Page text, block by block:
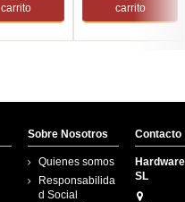
carrito
carrito
Sobre Nosotros
Quienes somos
Responsabilida
d Social
Contacto
SL